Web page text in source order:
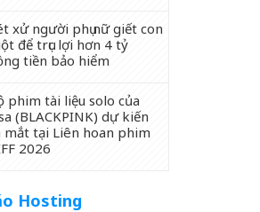
xử người phụ nữ giết con
để trục lợi hơn 4 tỷ
tiền bảo hiểm
phim tài liệu solo của
(BLACKPINK) dự kiến
mắt tại Liên hoan phim
2026
Hosting